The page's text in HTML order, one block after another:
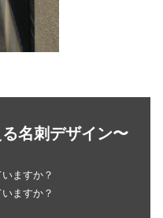
名刺デザイン〜
ますか？
ますか？